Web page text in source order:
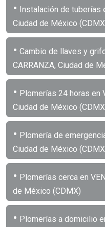
• Instalación de tuberías
Ciudad de México
• Cambio de llaves y
CARRANZA, Ciudad de
• Plomerías 24 horas en
Ciudad de México
• Plomería de
Ciudad de México
• Plomerías cerca en
de México (CDMX)
• Plomerías a domicilio